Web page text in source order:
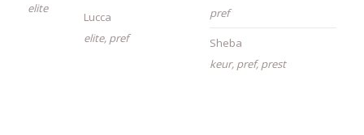
elite
Lucca
elite, pref
pref
Sheba
keur, pref, prest